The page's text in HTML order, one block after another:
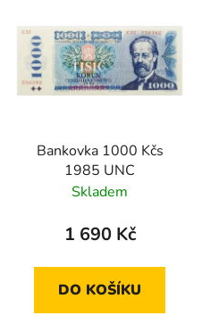
Bankovka 1000 Kčs
1985 UNC
Skladem
1 690 Kč
DO KOŠÍKU